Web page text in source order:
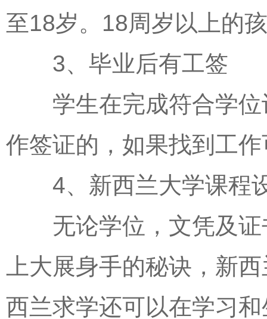
至18岁。18周岁以上的
3、毕业后有工签
学生在完成符合学位
作签证的，如果找到工
4、新西兰大学课程
无论学位，文凭及证
上大展身手的秘诀，新
西兰求学还可以在学习